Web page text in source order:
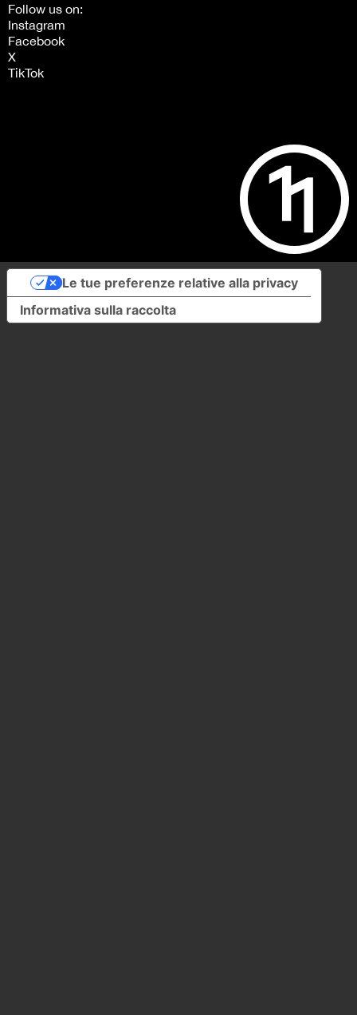
Follow us on:
Instagram
Facebook
X
TikTok
Informativa sulla raccolta
Le tue preferenze relative alla privacy